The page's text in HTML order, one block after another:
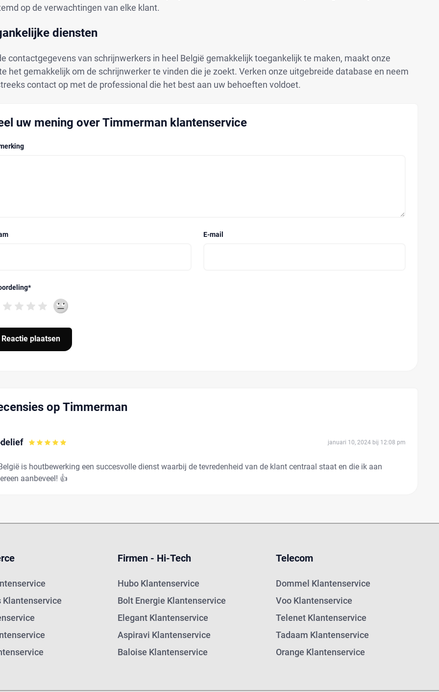
op de verwachtingen van elke klant.
diensten
contactgegevens van schrijnwerkers in heel België gemakkelijk toegankelijk te maken, maakt onze
het gemakkelijk om de schrijnwerker te vinden die je zoekt. Verken onze uitgebreide database en neem
contact op met de professional die het best aan uw behoeften voldoet.
uw mening over Timmerman klantenservice
E-mail
*
op Timmerman
januari 10, 2024 bij 12:08 pm
is houtbewerking een succesvolle dienst waarbij de tevredenheid van de klant centraal staat en die ik aan
aanbeveel! 👍
Klantenservice
Firmen - Hi-Tech
Hubo Klantenservice
Bolt Energie Klantenservice
Elegant Klantenservice
Aspiravi Klantenservice
Baloise Klantenservice
Telecom
Dommel Klantenservice
Voo Klantenservice
Telenet Klantenservice
Tadaam Klantenservice
Orange Klantenservice